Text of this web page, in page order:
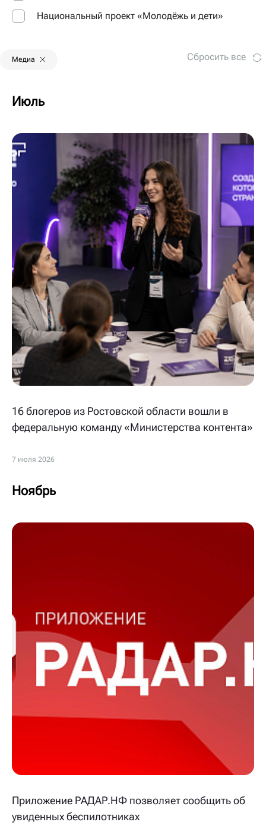
Национальный проект «Молодёжь и дети»
Медиа Сбросить все
Июль
16 блогеров из Ростовской области вошли в
федеральную команду «Министерства контента»
7 июля 2026
Ноябрь
Приложение РАДАР.НФ позволяет сообщить об
увиденных беспилотниках